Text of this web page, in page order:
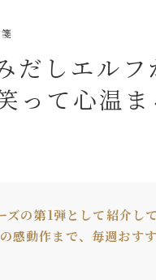
だしエルフ
って心温
の第1弾として紹介して
感動作まで、毎週おす